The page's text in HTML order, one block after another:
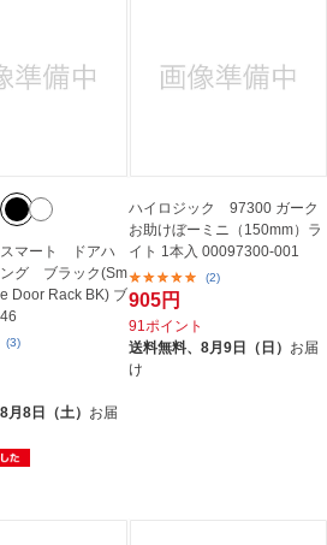
マート ドアハ
グ ブラック(Sm
Door Rack BK) ブ
(3)
8月8日（土） お届
ハイロジック 97300 ガーク
お助けぼーミニ（150mm）ラ
イト 1本入 00097300-001
(2)
905円
91ポイント
送料無料、 8月9日（日） お届
け